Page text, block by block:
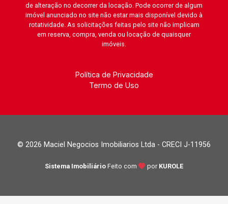
de alteração no decorrer da locação. Pode ocorrer de algum
imóvel anunciado no site não estar mais disponível devido à
rotatividade. As solicitações feitas pelo site não implicam
em reserva, compra, venda ou locação de quaisquer
imóveis.
Política de Privacidade
Termo de Uso
© 2026 Maciel Negocios Imobiliarios Ltda - CRECI J-11956
Sistema Imobiliário Feito com por KUROLE